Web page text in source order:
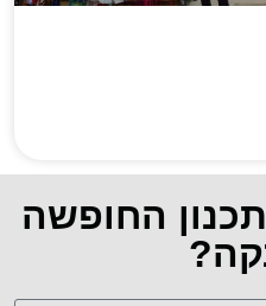
החופשה